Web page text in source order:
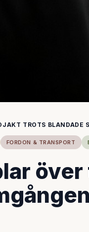
TROTS BLANDADE
FORDON & TRANSPORT